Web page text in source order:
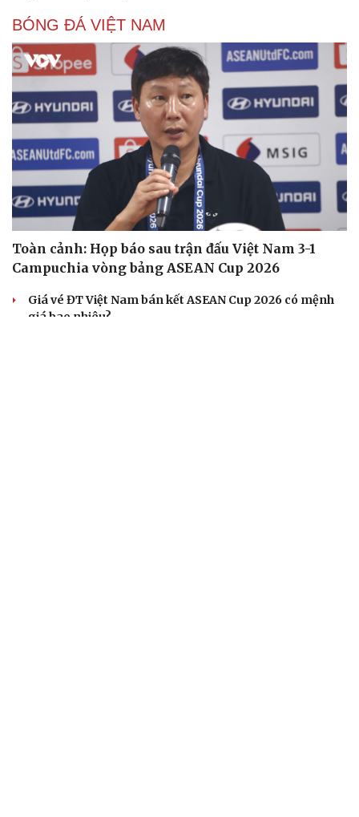
BÓNG ĐÁ VIỆT NAM
Toàn cảnh: Họp báo sau trận đấu Việt Nam 3-1
Campuchia vòng bảng ASEAN Cup 2026
Giá vé ĐT Việt Nam bán kết ASEAN Cup 2026 có mệnh
giá bao nhiêu?